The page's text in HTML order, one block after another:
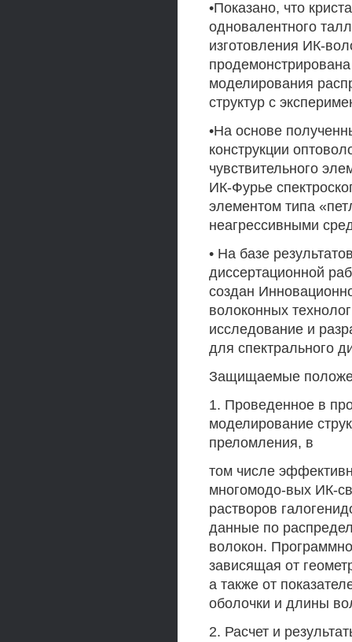
•Показано, что
одновалентного
изготовления ИК-
моделирования
структур с
•На основе
конструкции
чувствительного
ИК-Фурье
элементом типа
неагрессивными
• На базе
диссертационной
создан
волоконных
исследование и
для спектрального
Защищаемые
1. Проведенное в
моделирование
преломления, в
том числе
многомодо-вых ИК-
растворов
данные по
волокон.
зависящая от
а также от
оболочки и длины
2. Расчет и